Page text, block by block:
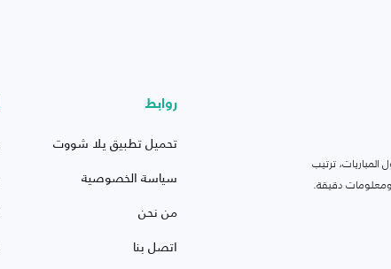
ترتيب
ومعلومات دقيقة.
روابط
تحميل تطبيق يلا شووت
سياسة الخصوصية
من نحن
اتصل بنا